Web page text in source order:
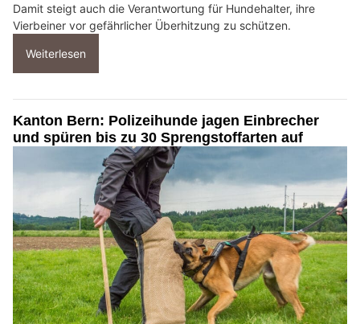
Damit steigt auch die Verantwortung für Hundehalter, ihre
Vierbeiner vor gefährlicher Überhitzung zu schützen.
Weiterlesen
Kanton Bern: Polizeihunde jagen Einbrecher
und spüren bis zu 30 Sprengstoffarten auf